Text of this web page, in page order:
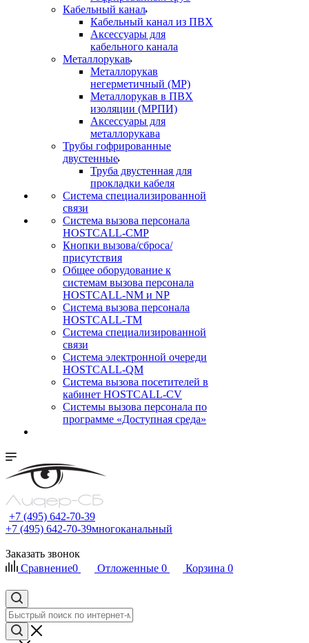
Кабельный канал
Кабельный канал из ПВХ
Аксессуары для
кабельного канала
Металлорукав
Металлорукав
негерметичный (МР)
Металлорукав в ПВХ
изоляции (МРПИ)
Аксессуары для
металлорукава
Трубы гофрированные
двустенные
Труба двустенная для
прокладки кабеля
Система специализированной
связи
Cистема вызова персонала
HOSTCALL-CMP
Кнопки вызова/сброса/
присутствия
Общее оборудование к
системам вызова персонала
HOSTCALL-NM и NP
Система вызова персонала
HOSTCALL-TM
Система специализированной
связи
Система электронной очереди
HOSTCALL-QM
Cистема вызова посетителей в
кабинет HOSTCALL-CV
Системы вызова персонала по
программе «Доступная среда»
+7 (495) 642-70-39
+7 (495) 642-70-39многоканальный
Заказать звонок
Сравнение0 Отложенные 0 Корзина 0